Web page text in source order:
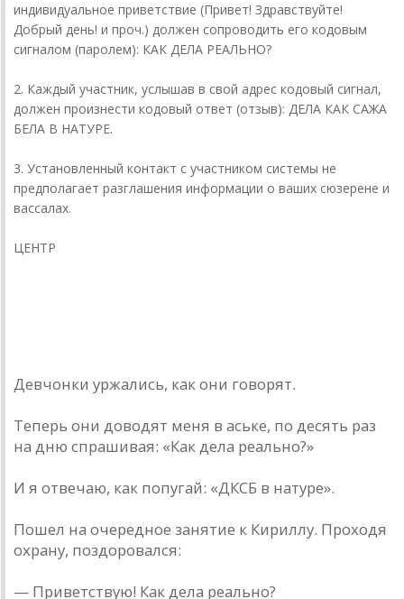
индивидуальное приветствие (Привет! Здравствуйте!
Добрый день! и проч.) должен сопроводить его кодовым
сигналом (паролем): КАК ДЕЛА РЕАЛЬНО?
2. Каждый участник, услышав в свой адрес кодовый сигнал,
должен произнести кодовый ответ (отзыв): ДЕЛА КАК САЖА
БЕЛА В НАТУРЕ.
3. Установленный контакт с участником системы не
предполагает разглашения информации о ваших сюзерене и
вассалах.
ЦЕНТР
Девчонки уржались, как они говорят.
Теперь они доводят меня в аське, по десять раз
на дню спрашивая: «Как дела реально?»
И я отвечаю, как попугай: «ДКСБ в натуре».
Пошел на очередное занятие к Кириллу. Проходя
охрану, поздоровался:
— Приветствую! Как дела реально?